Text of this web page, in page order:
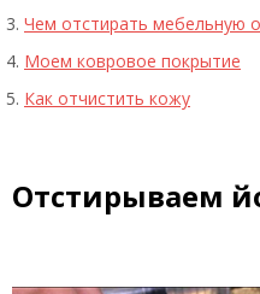
Чем отстирать мебельную
Моем ковровое покрытие
Как отчистить кожу
Отстирываем